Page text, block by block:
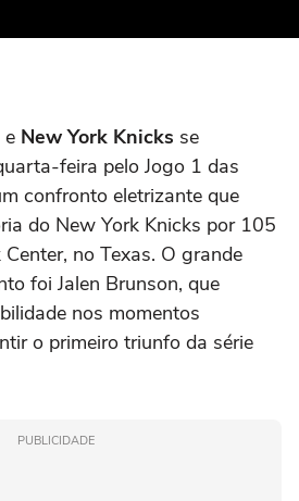
e New York Knicks se
feira pelo Jogo 1 das
confronto eletrizante que
do New York Knicks por 105
no Texas. O grande
foi Jalen Brunson, que
nos momentos
o primeiro triunfo da série
PUBLICIDADE